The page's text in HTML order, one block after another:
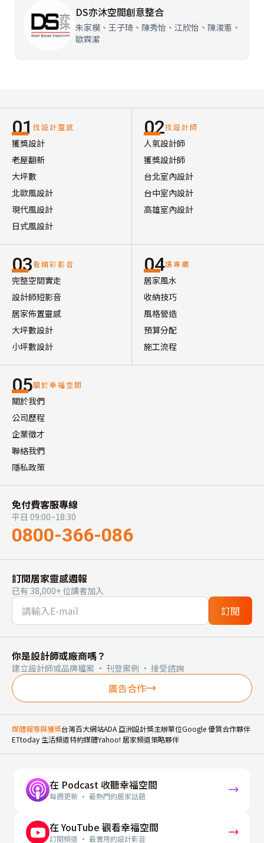
DS亦沐空間創意整合
朱家模、王子琦、陳秀怡、江欣怡、陳浚憲、
歐霖潔
01 找設計靈感
獲獎設計
老屋翻新
大坪數
北歐風設計
現代風設計
日式風設計
02找設計師
人氣設計師
獲獎設計師
台北室內設計
台中室內設計
高雄室內設計
03看精彩影音
完整空間實走
設計師短影音
居家佈置靈感
大坪數設計
小坪數設計
04讀專欄
居家風水
收納技巧
風格營造
預算分配
施工流程
05關於幸福空間
關於我們
公司歷程
企業徵才
聯絡我們
隱私政策
免付費客服專線
平日 09:00~18:30
0800-366-086
訂閱居家靈感週報
已有 38,000+ 位讀者加入
訂閱
你是設計師或廠商嗎？
建立設計師或品牌檔案 · 刊登案例 · 接受諮詢
廣告合作
媒體報導與獲獎台灣百大網站ADA 亞洲設計獎主辦單位Google 優質合作夥伴
ETtoday 生活頻道特約媒體Yahoo! 居家頻道策略夥伴
在 Podcast 收聽幸福空間
每週更新 · 最熱門的居家話題
在 YouTube 觀看幸福空間
訂閱頻道 · 最實用的設計影音